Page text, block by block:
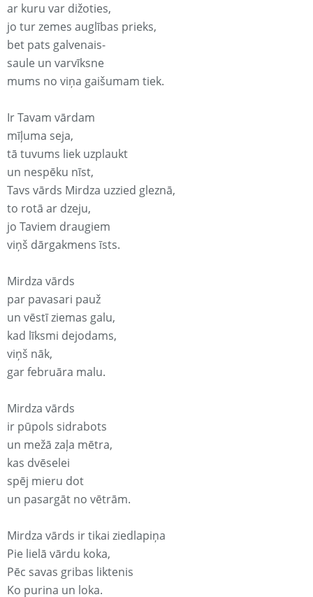
ar kuru var dižoties,
jo tur zemes auglības prieks,
bet pats galvenais-
saule un varvīksne
mums no viņa gaišumam tiek.
Ir Tavam vārdam
mīļuma seja,
tā tuvums liek uzplaukt
un nespēku nīst,
Tavs vārds Mirdza uzzied gleznā,
to rotā ar dzeju,
jo Taviem draugiem
viņš dārgakmens īsts.
Mirdza vārds
par pavasari pauž
un vēstī ziemas galu,
kad līksmi dejodams,
viņš nāk,
gar februāra malu.
Mirdza vārds
ir pūpols sidrabots
un mežā zaļa mētra,
kas dvēselei
spēj mieru dot
un pasargāt no vētrām.
Mirdza vārds ir tikai ziedlapiņa
Pie lielā vārdu koka,
Pēc savas gribas liktenis
Ko purina un loka.